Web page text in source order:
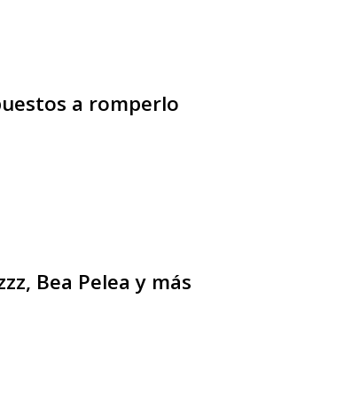
a romperlo
Bea Pelea y más